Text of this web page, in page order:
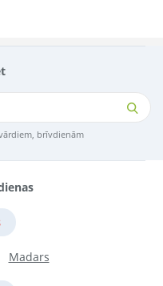
brīvdienām
Madars